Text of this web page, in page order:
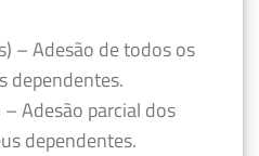
– Adesão de todos os
dependentes.
Adesão parcial dos
dependentes.